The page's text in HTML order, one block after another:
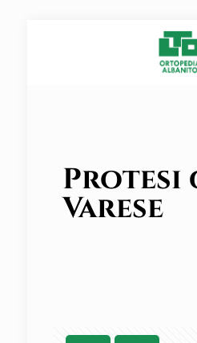
Protesi
Varese